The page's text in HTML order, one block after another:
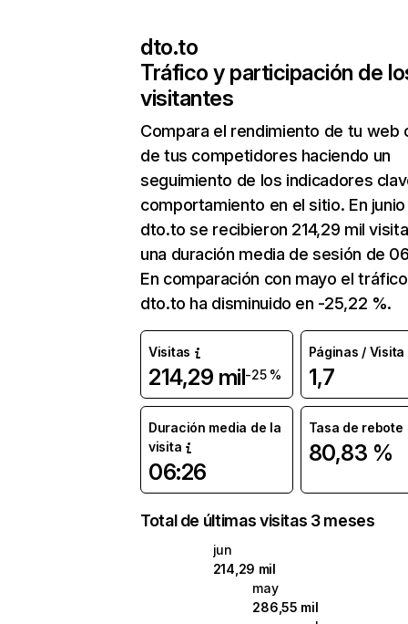
dto.to
Tráfico y participación de
visitantes
Compara el rendimiento de tu web
de tus competidores haciendo un
seguimiento de los indicadores
comportamiento en el sitio. En junio
dto.to se recibieron 214,29 mil
una duración media de sesión de
En comparación con mayo el
dto.to ha disminuido en -25,22 %.
Visitas
214,29 mil-25 %
Páginas / Visita
1,7
Duración media de la
visita
06:26
Tasa de rebote
80,83 %
Total de últimas visitas 3 meses
jun
214,29 mil
may
286,55 mil